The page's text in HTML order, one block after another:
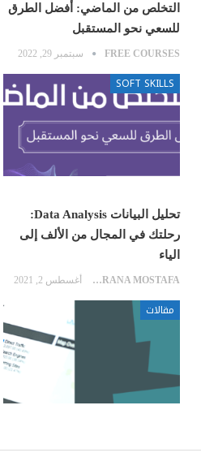
التخلص من الماضي: أفضل الطرق
للسعي نحو المستقبل
FREE COURSES سبتمبر 29, 2022
SOFT SKILLS
تحليل البيانات Data Analysis:
رحلتك في المجال من الألف إلى
الياء
RANA MOSTAFA أغسطس 2, 2021
مقالات